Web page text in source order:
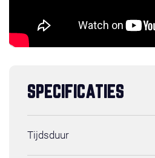
SPECIFICATIES
Tijdsduur